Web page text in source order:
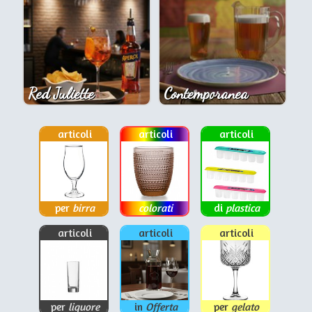
Red Juliette Contemporanea
articoli
per birra
articoli
colorati
articoli
di plastica
articoli
per liquore
articoli
in Offerta
articoli
per gelato